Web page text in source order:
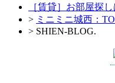
［賃貸］お部屋探
> ミニミニ城西：
> SHIEN-BLOG.